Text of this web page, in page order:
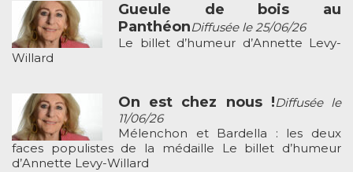
Gueule de bois au
PanthéonDiffusée le 25/06/26
Le billet d’humeur d’Annette Levy-
Willard
On est chez nous !Diffusée le
11/06/26
Mélenchon et Bardella : les deux
faces populistes de la médaille Le billet d’humeur
d’Annette Levy-Willard